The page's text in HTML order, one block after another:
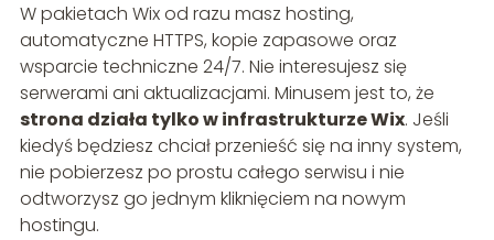
W pakietach Wix od razu masz hosting,
automatyczne HTTPS, kopie zapasowe oraz
wsparcie techniczne 24/7. Nie interesujesz się
serwerami ani aktualizacjami. Minusem jest to, że
strona działa tylko w infrastrukturze Wix. Jeśli
kiedyś będziesz chciał przenieść się na inny system,
nie pobierzesz po prostu całego serwisu i nie
odtworzysz go jednym kliknięciem na nowym
hostingu.